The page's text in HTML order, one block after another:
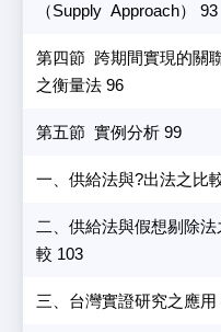
（Supply Approach） 93
第四節 跨期間實現的關
之衡量法 96
第五節 實例分析 99
一、供給法與?出法之比
二、供給法與假想剔除法
較 103
三、台灣實證研究之應用